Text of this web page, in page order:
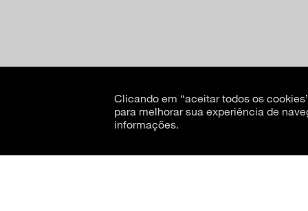
Clicando em “aceitar todos os
para melhorar sua experiência de
informações.